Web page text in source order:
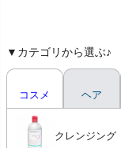
▼カテゴリから選ぶ♪
コスメ
クレンジング
ヘア